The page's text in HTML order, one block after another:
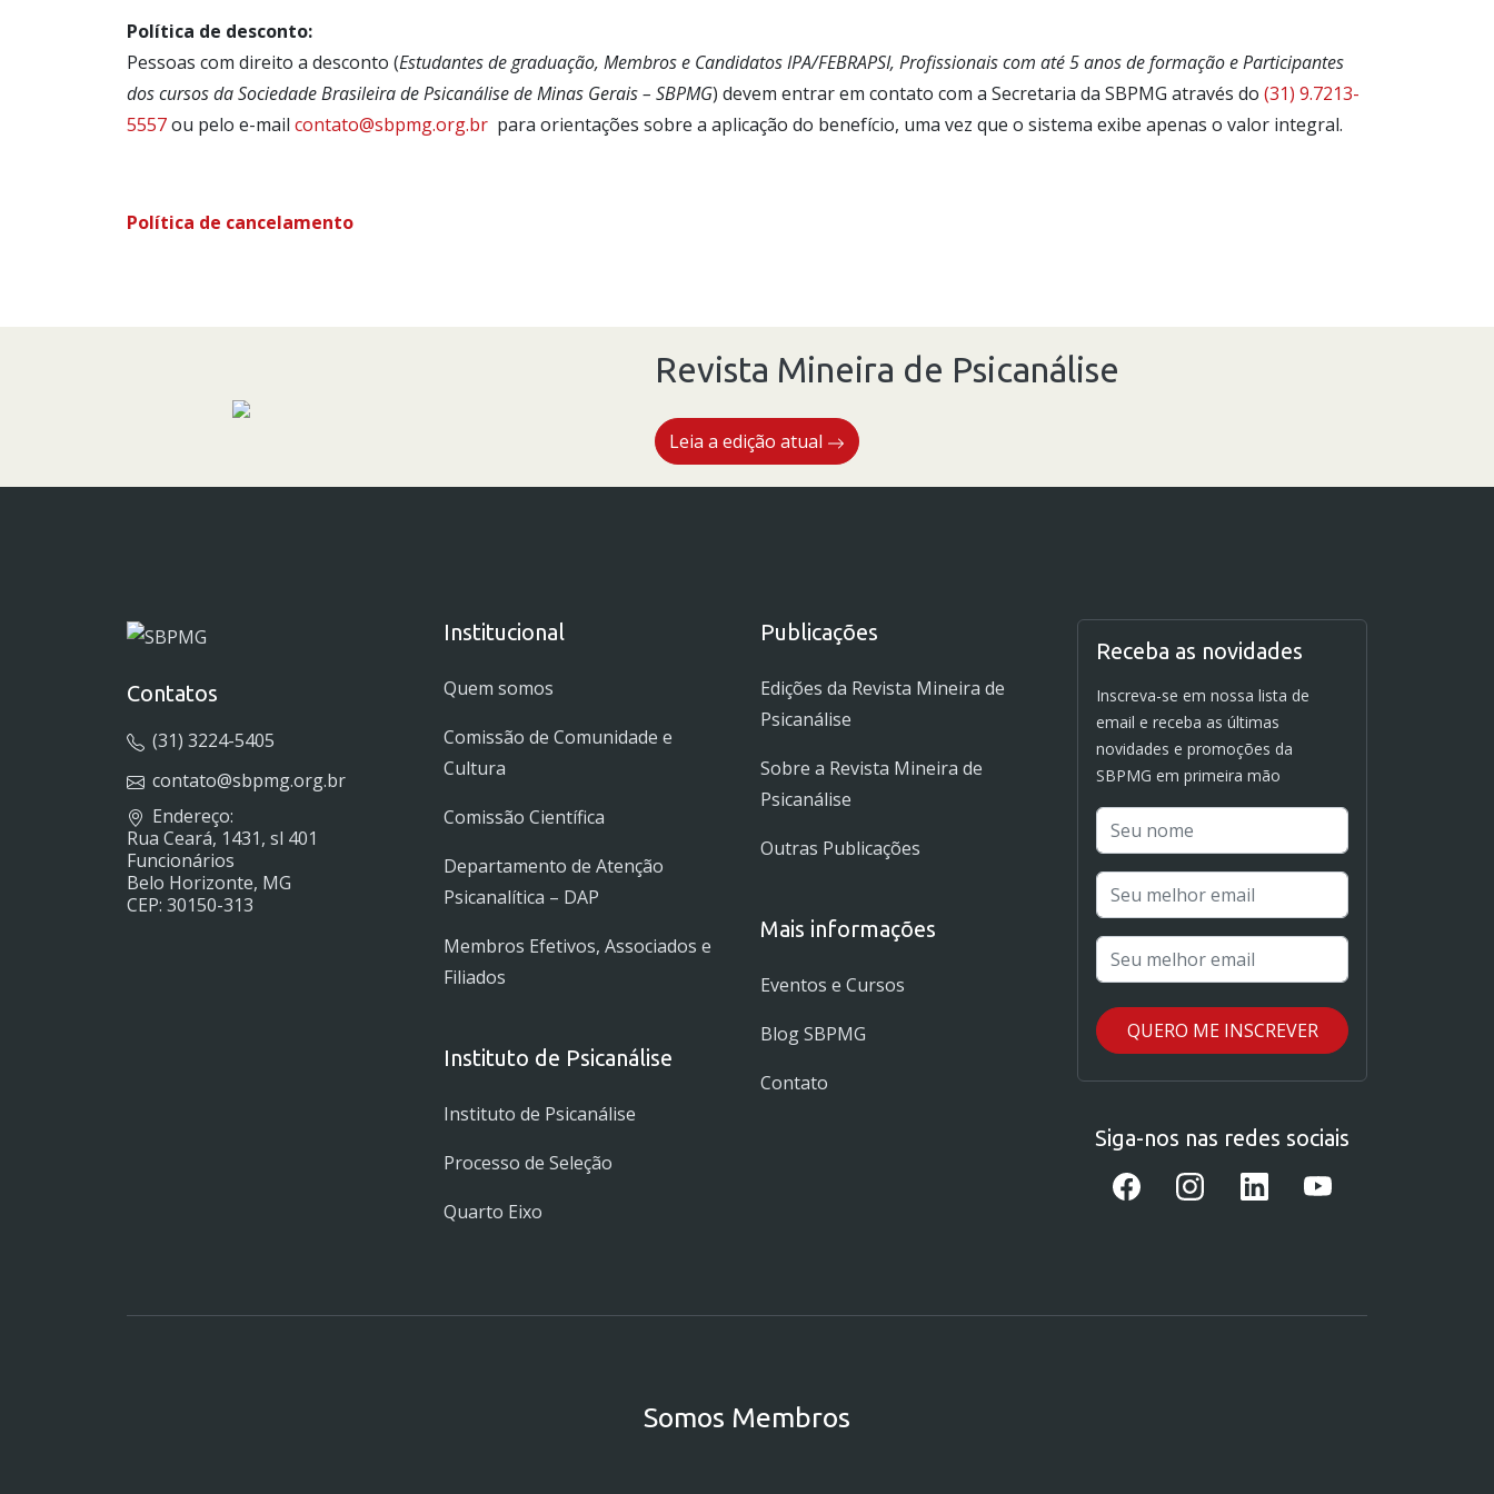
Política de desconto:
Pessoas com direito a desconto (Estudantes de graduação, Membros e Candidatos IPA/FEBRAPSI, Profissionais com até 5 anos de formação e Participantes
dos cursos da Sociedade Brasileira de Psicanálise de Minas Gerais – SBPMG) devem entrar em contato com a Secretaria da SBPMG através do (31) 9.7213-
5557ou pelo e-mail contato@sbpmg.org.br para orientações sobre a aplicação do benefício, uma vez que o sistema exibe apenas o valor integral.
Política de cancelamento
Revista Mineira de Psicanálise
Leia a edição atual
Contatos
(31) 3224-5405
contato@sbpmg.org.br
Endereço:
Rua Ceará, 1431, sl 401
Funcionários
Belo Horizonte, MG
CEP: 30150-313
Institucional
Quem somos
Comissão de Comunidade e
Cultura
Comissão Científica
Departamento de Atenção
Psicanalítica – DAP
Membros Efetivos, Associados e
Filiados
Instituto de Psicanálise
Instituto de Psicanálise
Processo de Seleção
Quarto Eixo
Publicações
Edições da Revista Mineira de
Psicanálise
Sobre a Revista Mineira de
Psicanálise
Outras Publicações
Mais informações
Eventos e Cursos
Blog SBPMG
Contato
Receba as novidades
Inscreva-se em nossa lista de
email e receba as últimas
novidades e promoções da
SBPMG em primeira mão
Siga-nos nas redes sociais
Somos Membros